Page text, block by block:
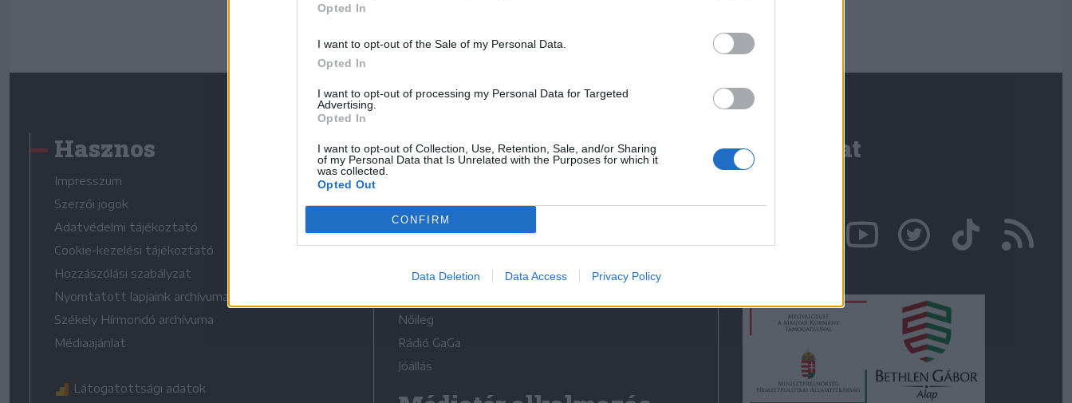
Opted In
I want to opt-out of the Sale of my Personal Data.
Opted In
I want to opt-out of processing my Personal Data for Targeted
Advertising.
Opted In
I want to opt-out of Collection, Use, Retention, Sale, and/or Sharing
of my Personal Data that Is Unrelated with the Purposes for which it
was collected.
Opted Out
CONFIRM
Data Deletion Data Access Privacy Policy
Hasznos
Impresszum
Szerzői jogok
Adatvédelmi tájékoztató
Cookie-kezelési tájékoztató
Hozzászólási szabályzat
Nyomtatott lapjaink archívuma
Székely Hírmondó archívuma
Médiaajánlat
Látogatottsági adatok
Médiatér
Liget
Krónika
Bihari Napló
Erdélyi Napló
Nőileg
Rádió GaGa
Jóállás
Kapcsolat